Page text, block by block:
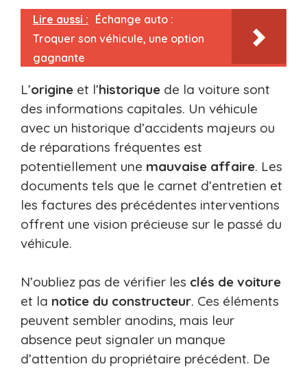
Lire aussi : Échange auto :
Troquer son véhicule, une option
gagnante
L’origine et l’historique de la voiture sont
des informations capitales. Un véhicule
avec un historique d’accidents majeurs ou
de réparations fréquentes est
potentiellement une mauvaise affaire. Les
documents tels que le carnet d’entretien et
les factures des précédentes interventions
offrent une vision précieuse sur le passé du
véhicule.
N’oubliez pas de vérifier les clés de voiture
et la notice du constructeur. Ces éléments
peuvent sembler anodins, mais leur
absence peut signaler un manque
d’attention du propriétaire précédent. De